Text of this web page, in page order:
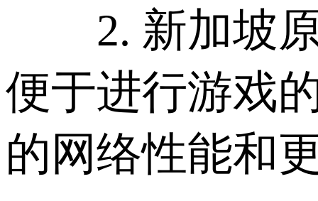
2. 新加坡原
便于进行游戏
的网络性能和